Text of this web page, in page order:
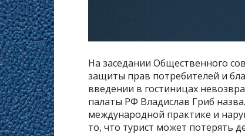
На заседании Общественного
защиты прав потребителей и
введении в гостиницах
палаты РФ Владислав Гриб
международной практике и
то, что турист может потерять